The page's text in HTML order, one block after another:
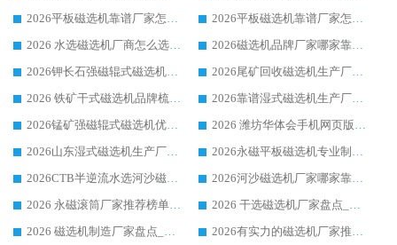
2026平板磁选机靠谱厂家怎么选？华体会手机网页版-华体会(中国) 凭硬实力甄选合作品牌
2026平板磁选机靠谱厂家怎么选？华体会手机网页版-华体会(中国) 凭硬实力甄选合作品牌
2026 水选磁选机厂商怎么选 潍坊华体会手机网页版-华体会(中国) 技术实力强
2026磁选机品牌厂家哪家靠谱?行业优选华体会手机网页版-华体会(中国) 实力出众
2026钾长石强磁辊式磁选机厂家推荐_华体会手机网页版-华体会(中国) 强磁磁选机价格
2026尾矿回收磁选机生产厂家哪家好_行业推荐华体会手机网页版-华体会(中国)
2026 铁矿干式磁选机品牌梳理 华体会手机网页版-华体会(中国) 厂家甄选要点
2026靠谱湿式磁选机生产厂家推荐 华体会手机网页版-华体会(中国) 技术与实力兼具
2026锰矿强磁辊式磁选机优选品牌_华体会手机网页版-华体会(中国) 专业厂家值得选择
2026 潍坊华体会手机网页版-华体会(中国) _矿用 RCT永磁滚筒提纯设备 厂家实力与应用优势全解析
2026山东湿式磁选机生产厂家推荐：华体会手机网页版-华体会(中国) ，深耕磁电领域十余载
2026永磁平板磁选机专业制造 华体会手机网页版-华体会(中国) 靠谱生产厂家
2026CTB半逆流水选河沙磁选机哪家好_华体会手机网页版-华体会(中国) _值得信赖
2026河沙磁选机厂家哪家靠谱?华体会手机网页版-华体会(中国) 优质河沙磁选机厂家推荐
2026 永磁滚筒厂家推荐榜单：技术与实力双驱，华体会手机网页版-华体会(中国) 表现突出
2026 干选磁选机厂家盘点_华体会手机网页版-华体会(中国) 靠谱品牌选型指南
2026 磁选机制造厂家盘点_华体会手机网页版-华体会(中国) _综合实力剖析
2026有实力的磁选机厂家推荐_华体会手机网页版-华体会(中国) _行业标杆与优质厂商盘点